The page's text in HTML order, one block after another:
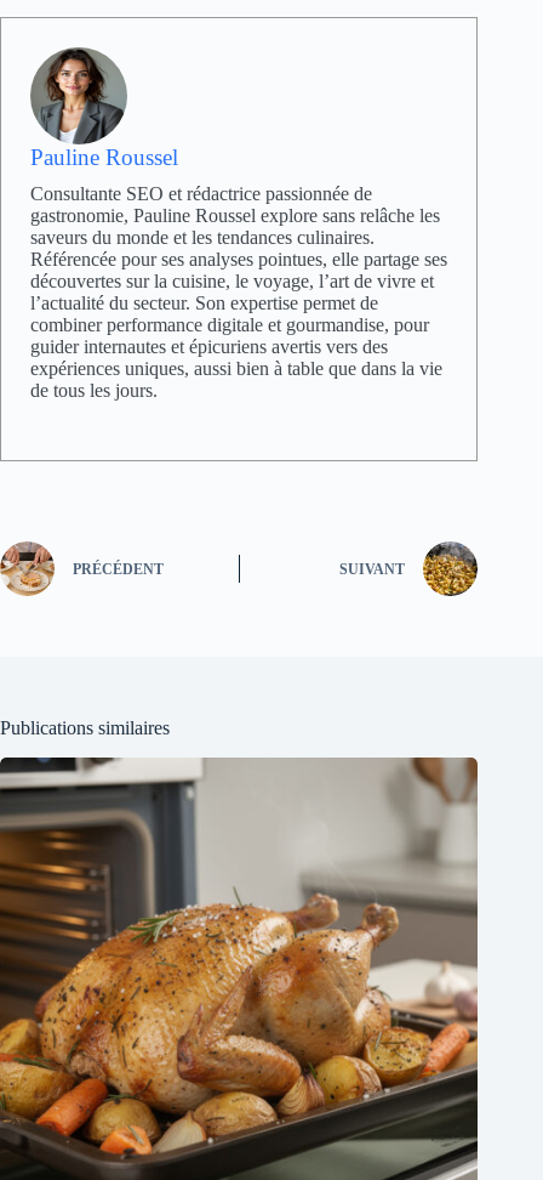
Pauline Roussel
Consultante SEO et rédactrice passionnée de
gastronomie, Pauline Roussel explore sans relâche les
saveurs du monde et les tendances culinaires.
Référencée pour ses analyses pointues, elle partage ses
découvertes sur la cuisine, le voyage, l’art de vivre et
l’actualité du secteur. Son expertise permet de
combiner performance digitale et gourmandise, pour
guider internautes et épicuriens avertis vers des
expériences uniques, aussi bien à table que dans la vie
de tous les jours.
PRÉCÉDENT SUIVANT
Publications similaires